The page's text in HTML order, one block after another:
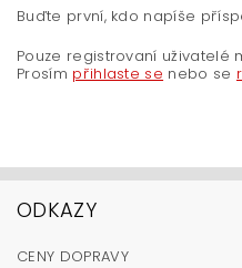
Buďte první, kdo napíše
Pouze registrovaní uživatelé
Prosím přihlaste se nebo se
ODKAZY
CENY DOPRAVY